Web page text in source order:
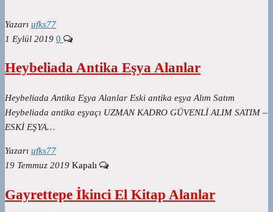
Yazarı ufks77
1 Eylül 2019 0
Heybeliada Antika Eşya Alanlar
Heybeliada Antika Eşya Alanlar Eski antika eşya Alım Satım
Heybeliada antika eşyaçı UZMAN KADRO GÜVENLİ ALIM SATIM –
ESKİ EŞYA…
Yazarı ufks77
19 Temmuz 2019 Kapalı
Gayrettepe İkinci El Kitap Alanlar